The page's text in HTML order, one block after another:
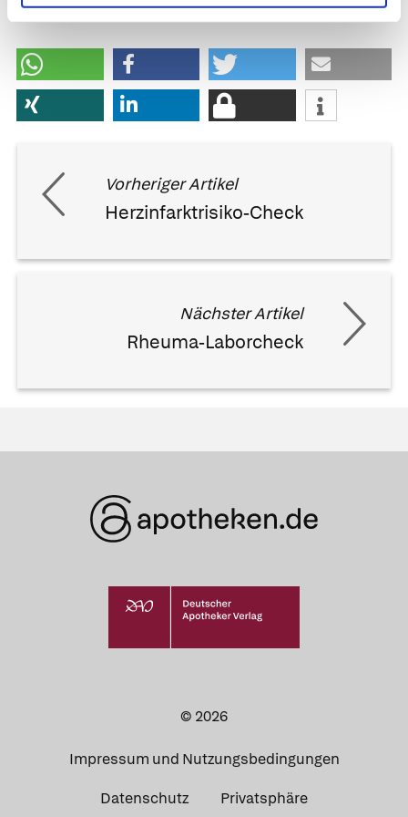
Vorheriger Artikel
Herzinfarktrisiko-Check
Nächster Artikel
Rheuma-Laborcheck
© 2026
Impressum und Nutzungsbedingungen
Datenschutz Privatsphäre